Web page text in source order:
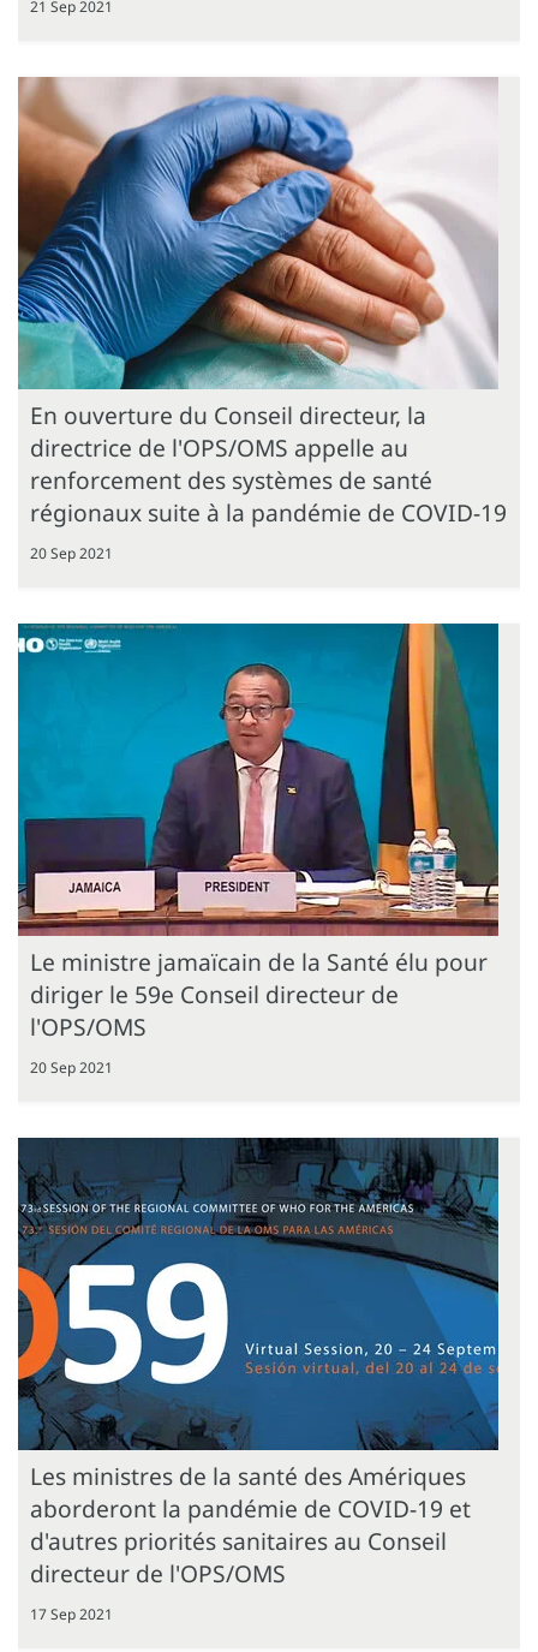
21 Sep 2021
En ouverture du Conseil directeur, la
directrice de l'OPS/OMS appelle au
renforcement des systèmes de santé
régionaux suite à la pandémie de COVID-19
20 Sep 2021
Le ministre jamaïcain de la Santé élu pour
diriger le 59e Conseil directeur de
l'OPS/OMS
20 Sep 2021
Les ministres de la santé des Amériques
aborderont la pandémie de COVID-19 et
d'autres priorités sanitaires au Conseil
directeur de l'OPS/OMS
17 Sep 2021